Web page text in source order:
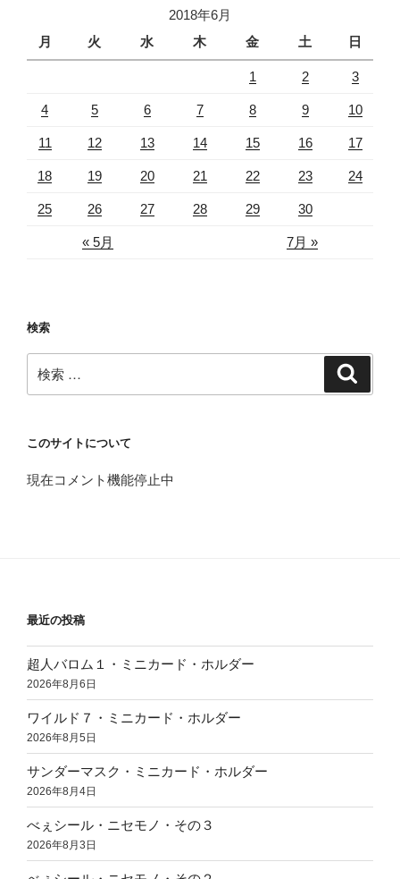
2018年6月
月
火 水 木 金 土 日
« 5月 7月 »
1 2 3
4 5 6 7 8 9 10
11 12 13 14 15 16 17
18 19 20 21 22 23 24
25 26 27 28 29 30
検索
検
索:
このサイトについて
現在コメント機能停止中
最近の投稿
超人バロム１・ミニカード・ホルダー
2026年8月6日
ワイルド７・ミニカード・ホルダー
2026年8月5日
サンダーマスク・ミニカード・ホルダー
2026年8月4日
べぇシール・ニセモノ・その３
2026年8月3日